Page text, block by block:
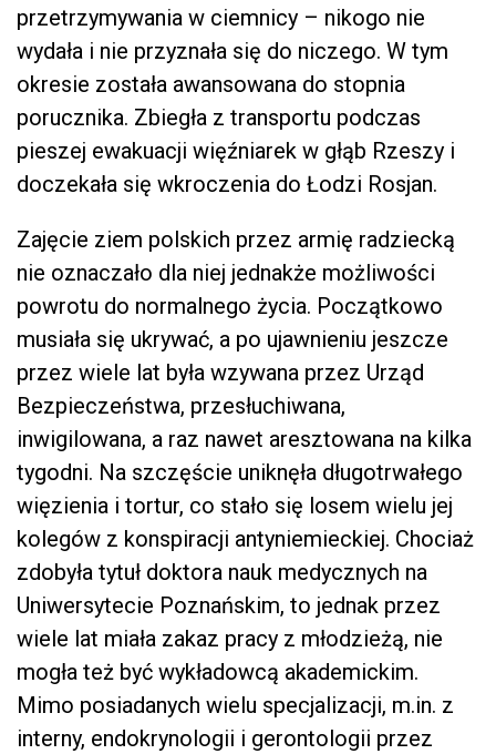
przetrzymywania w ciemnicy – nikogo nie
wydała i nie przyznała się do niczego. W tym
okresie została awansowana do stopnia
porucznika. Zbiegła z transportu podczas
pieszej ewakuacji więźniarek w głąb Rzeszy i
doczekała się wkroczenia do Łodzi Rosjan.
Zajęcie ziem polskich przez armię radziecką
nie oznaczało dla niej jednakże możliwości
powrotu do normalnego życia. Początkowo
musiała się ukrywać, a po ujawnieniu jeszcze
przez wiele lat była wzywana przez Urząd
Bezpieczeństwa, przesłuchiwana,
inwigilowana, a raz nawet aresztowana na kilka
tygodni. Na szczęście uniknęła długotrwałego
więzienia i tortur, co stało się losem wielu jej
kolegów z konspiracji antyniemieckiej. Chociaż
zdobyła tytuł doktora nauk medycznych na
Uniwersytecie Poznańskim, to jednak przez
wiele lat miała zakaz pracy z młodzieżą, nie
mogła też być wykładowcą akademickim.
Mimo posiadanych wielu specjalizacji, m.in. z
interny, endokrynologii i gerontologii przez